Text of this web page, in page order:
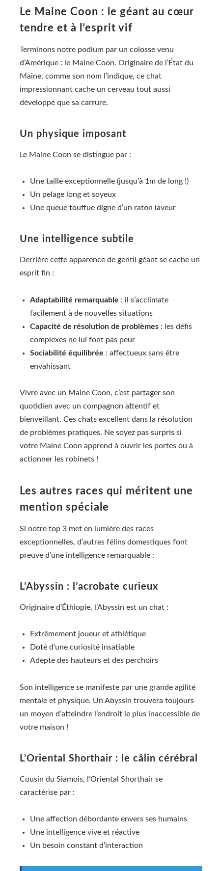
Le Maine Coon : le géant au cœur
tendre et à l’esprit vif
Terminons notre podium par un colosse venu
d’Amérique : le Maine Coon. Originaire de l’État du
Maine, comme son nom l’indique, ce chat
impressionnant cache un cerveau tout aussi
développé que sa carrure.
Un physique imposant
Le Maine Coon se distingue par :
Une taille exceptionnelle (jusqu’à 1m de long !)
Un pelage long et soyeux
Une queue touffue digne d’un raton laveur
Une intelligence subtile
Derrière cette apparence de gentil géant se cache un
esprit fin :
Adaptabilité remarquable : il s’acclimate
facilement à de nouvelles situations
Capacité de résolution de problèmes : les défis
complexes ne lui font pas peur
Sociabilité équilibrée : affectueux sans être
envahissant
Vivre avec un Maine Coon, c’est partager son
quotidien avec un compagnon attentif et
bienveillant. Ces chats excellent dans la résolution
de problèmes pratiques. Ne soyez pas surpris si
votre Maine Coon apprend à ouvrir les portes ou à
actionner les robinets !
Les autres races qui méritent une
mention spéciale
Si notre top 3 met en lumière des races
exceptionnelles, d’autres félins domestiques font
preuve d’une intelligence remarquable :
L’Abyssin : l’acrobate curieux
Originaire d’Éthiopie, l’Abyssin est un chat :
Extrêmement joueur et athlétique
Doté d’une curiosité insatiable
Adepte des hauteurs et des perchoirs
Son intelligence se manifeste par une grande agilité
mentale et physique. Un Abyssin trouvera toujours
un moyen d’atteindre l’endroit le plus inaccessible de
votre maison !
L’Oriental Shorthair : le câlin cérébral
Cousin du Siamois, l’Oriental Shorthair se
caractérise par :
Une affection débordante envers ses humains
Une intelligence vive et réactive
Un besoin constant d’interaction